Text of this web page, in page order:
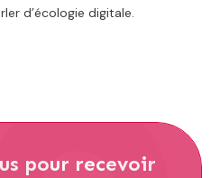
d’écologie digitale.
pour recevoir